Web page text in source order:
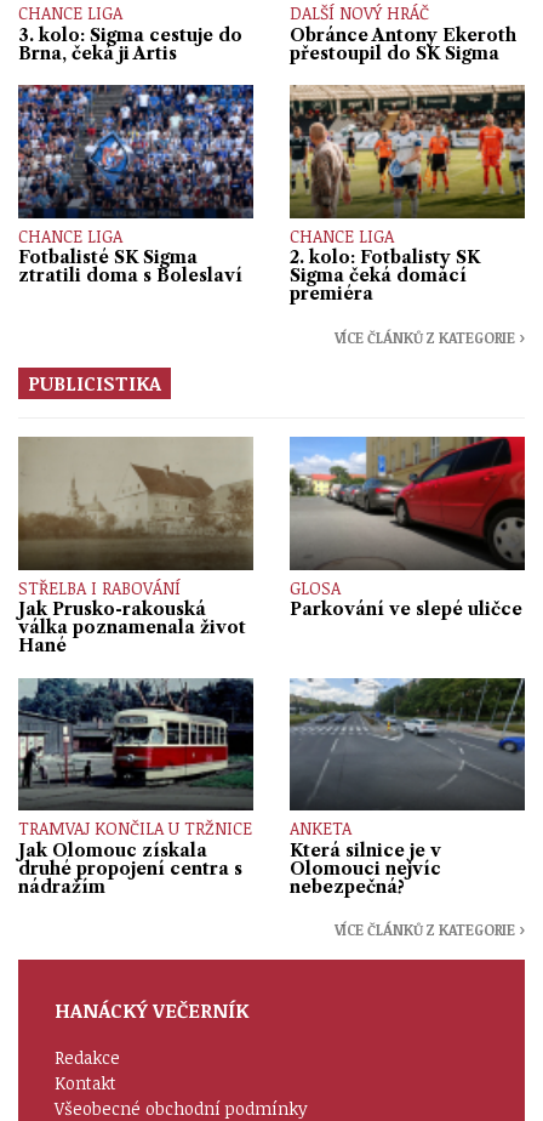
CHANCE LIGA
3. kolo: Sigma cestuje do
Brna, čeká ji Artis
DALŠÍ NOVÝ HRÁČ
Obránce Antony Ekeroth
přestoupil do SK Sigma
CHANCE LIGA
Fotbalisté SK Sigma
ztratili doma s Boleslaví
CHANCE LIGA
2. kolo: Fotbalisty SK
Sigma čeká domácí
premiéra
VÍCE ČLÁNKŮ Z KATEGORIE ›
PUBLICISTIKA
STŘELBA I RABOVÁNÍ
Jak Prusko-rakouská
válka poznamenala život
Hané
GLOSA
Parkování ve slepé uličce
TRAMVAJ KONČILA U TRŽNICE
Jak Olomouc získala
druhé propojení centra s
nádražím
ANKETA
Která silnice je v
Olomouci nejvíc
nebezpečná?
VÍCE ČLÁNKŮ Z KATEGORIE ›
HANÁCKÝ VEČERNÍK
Redakce
Kontakt
Všeobecné obchodní podmínky